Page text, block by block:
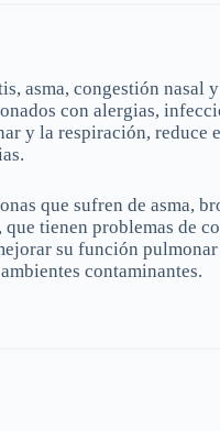
asma, congestión nasal
con alergias,
y la respiración, reduce
que sufren de asma,
tienen problemas de
su función
contaminantes.